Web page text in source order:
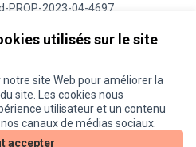
utilisés sur le site
site Web pour améliorer la
site. Les cookies nous
utilisateur et un contenu
canaux de médias sociaux.
accepter
PROP-2023-04-4697
numérique